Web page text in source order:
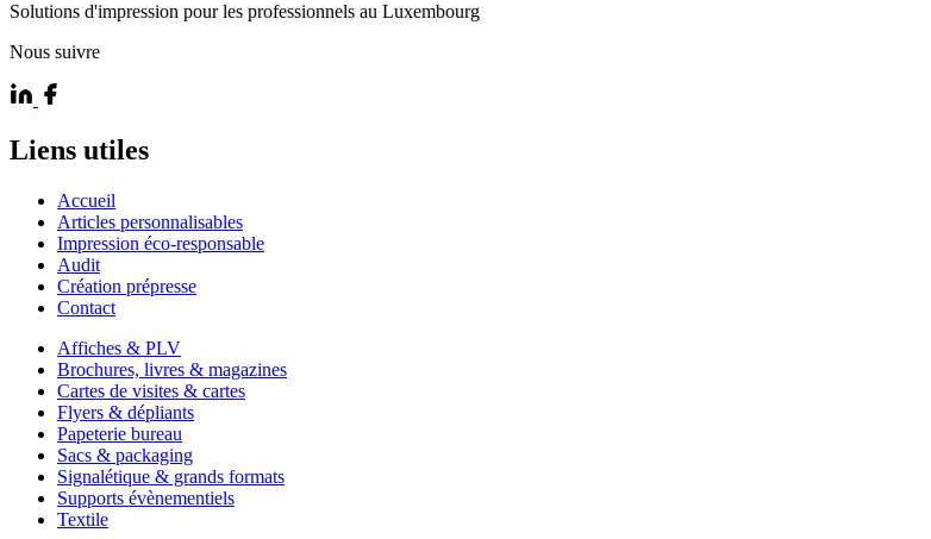
Solutions d'impression pour les professionnels au Luxembourg
Nous suivre
Liens utiles
Accueil
Articles personnalisables
Impression éco-responsable
Audit
Création prépresse
Contact
Affiches & PLV
Brochures, livres & magazines
Cartes de visites & cartes
Flyers & dépliants
Papeterie bureau
Sacs & packaging
Signalétique & grands formats
Supports évènementiels
Textile